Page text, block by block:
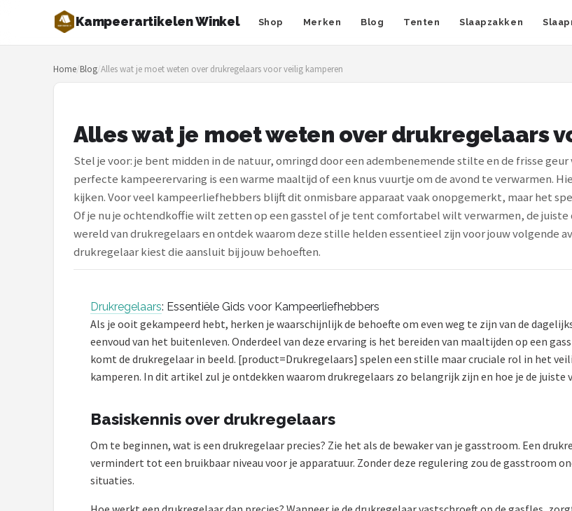
Kampeerartikelen Winkel Shop Merken Blog Tenten Slaapzakken
Zoeken
NAVIGATIE
Slaapzakken
Slaapmatten
POPULAIRE MERKEN
Home/Blog/Alles wat je moet weten over drukregelaars voor veilig kamperen
Alles wat je moet weten over drukregelaars
Stel je voor: je bent midden in de natuur, omringd door een adembenemende stilte en de frisse
perfecte kampeerervaring is een warme maaltijd of een knus vuurtje om de avond te verwarmen.
kijken. Voor veel kampeerliefhebbers blijft dit onmisbare apparaat vaak onopgemerkt, maar het
Of je nu je ochtendkoffie wilt zetten op een gasstel of je tent comfortabel wilt verwarmen, de
wereld van drukregelaars en ontdek waarom deze stille helden essentieel zijn voor jouw volgende
drukregelaar kiest die aansluit bij jouw behoeften.
Drukregelaars: Essentiële Gids voor Kampeerliefhebbers
Als je ooit gekampeerd hebt, herken je waarschijnlijk de behoefte om even weg te zijn van de
eenvoud van het buitenleven. Onderdeel van deze ervaring is het bereiden van maaltijden op een
komt de drukregelaar in beeld. [product=Drukregelaars] spelen een stille maar cruciale rol in het
kamperen. In dit artikel zul je ontdekken waarom drukregelaars zo belangrijk zijn en hoe je de juiste
Basiskennis over drukregelaars
Om te beginnen, wat is een drukregelaar precies? Zie het als de bewaker van je gasstroom. Een
vermindert tot een bruikbaar niveau voor je apparatuur. Zonder deze regulering zou de gasstroom
situaties.